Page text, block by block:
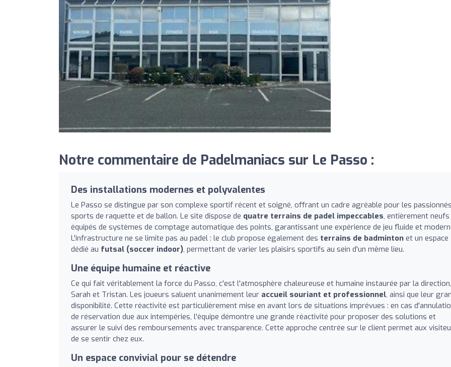
Notre commentaire de Padelmaniacs sur Le Passo :
Des installations modernes et polyvalentes
Le Passo se distingue par son complexe sportif récent et soigné, offrant un cadre agréable pour les
sports de raquette et de ballon. Le site dispose de quatre terrains de padel impeccables, entièrement
équipés de systèmes de comptage automatique des points, garantissant une expérience de jeu fluide et
L'infrastructure ne se limite pas au padel : le club propose également des terrains de badminton et un espace
dédié au futsal (soccer indoor), permettant de varier les plaisirs sportifs au sein d'un même lieu.
Une équipe humaine et réactive
Ce qui fait véritablement la force du Passo, c'est l'atmosphère chaleureuse et humaine instaurée par la direction,
Sarah et Tristan. Les joueurs saluent unanimement leur accueil souriant et professionnel, ainsi que leur
disponibilité. Cette réactivité est particulièrement mise en avant lors de situations imprévues : en cas
de réservation due aux intempéries, l'équipe démontre une grande réactivité pour proposer des solutions et
assurer le suivi des remboursements avec transparence. Cette approche centrée sur le client permet aux
de se sentir chez eux.
Un espace convivial pour se détendre